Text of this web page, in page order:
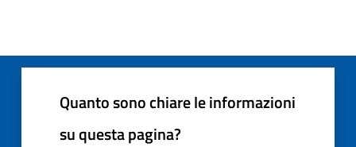
Quanto sono chiare le informazioni
su questa pagina?